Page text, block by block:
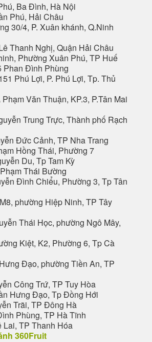
Ba Đình, Hà Nội
Phú, Hải Châu
30/4, P. Xuân khánh, Q.Ninh
Thanh Nghị, Quận Hải Châu
Phường Xuân Phú, TP Huế
Phan Đình Phùng
Phú Lợi, P. Phú Lợi, Tp. Thủ
Văn Thuận, KP.3, P.Tân Mai
Trung Trực, Thành phố Rạch
Đức Cảnh, TP Nha Trang
Hồng Thái, Phường 7
Du, Tp Tam Kỳ
Thái Bường
Đình Chiểu, Phường 3, Tp Tân
phường Hiệp Ninh, TP Tây
Thái Học, phường Ngô Mây,
Kiệt, K2, Phường 6, Tp Cà
Đạo, phường Tiền An, TP
Công Trứ, TP Tuy Hòa
Hưng Đạo, Tp Đồng Hới
Trãi, TP Đông Hà
Phùng, TP Hà Tĩnh
Lai, TP Thanh Hóa
360Fruit